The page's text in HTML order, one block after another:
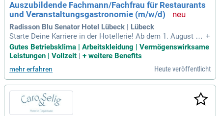
Auszubildende Fachmann/Fachfrau für Restaurants
und Veranstaltungsgastronomie (m/w/d)
Radisson Blu Senator Hotel Lübeck | Lübeck
Starte Deine Karriere in der Hotellerie! Ab dem 1. August 20
27 suchen wir motivierte Auszubildende für unsere moderne
n Häuser. Unsere Ausbildung umfasst Gastgeberfunktionen,
solltest einen Ersten Allgemeinen Schulabschluss besitzen
sowie Teamgeist und eine freundliche Ausstrahlung mitbrin
gen. Wir bieten eine abwechslungsreiche Ausbildung, Schul
ungen und zusätzliche Vergütungen für Sonn- und Feiertags
dienste. Profitiere von Sonderkonditionen in Radisson Hotel
+
Gutes Betriebsklima | Arbeitskleidung | Vermögenswirksame
Leistungen | Vollzeit
+ weitere Benefits
mehr erfahren Heute veröffentlicht